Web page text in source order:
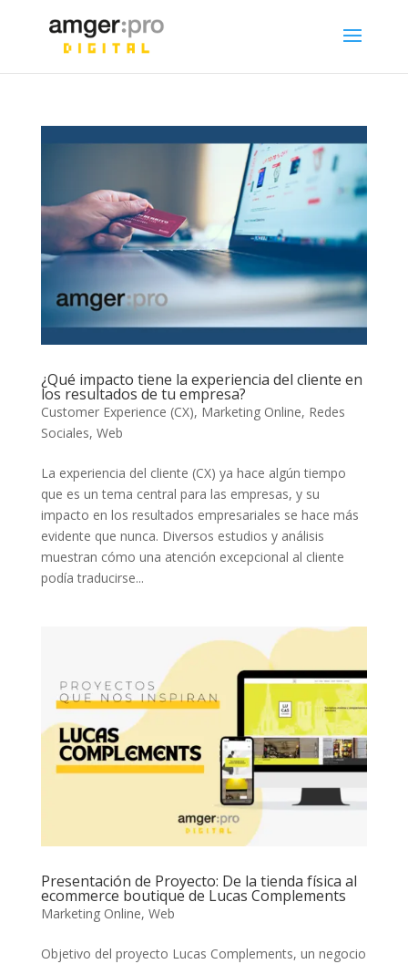
¿Qué impacto tiene la experiencia del cliente en
los resultados de tu empresa?
Customer Experience (CX), Marketing Online, Redes
Sociales, Web
La experiencia del cliente (CX) ya hace algún tiempo
que es un tema central para las empresas, y su
impacto en los resultados empresariales se hace más
evidente que nunca. Diversos estudios y análisis
muestran cómo una atención excepcional al cliente
podía traducirse...
Presentación de Proyecto: De la tienda física al
ecommerce boutique de Lucas Complements
Marketing Online, Web
Objetivo del proyecto Lucas Complements, un negocio